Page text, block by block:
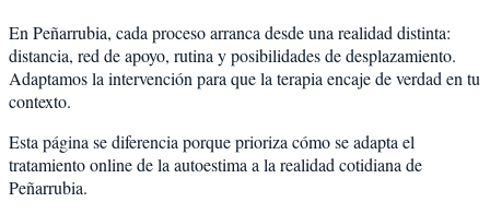
En Peñarrubia, cada proceso arranca desde una realidad distinta:
distancia, red de apoyo, rutina y posibilidades de desplazamiento.
Adaptamos la intervención para que la terapia encaje de verdad en tu
contexto.
Esta página se diferencia porque prioriza cómo se adapta el
tratamiento online de la autoestima a la realidad cotidiana de
Peñarrubia.